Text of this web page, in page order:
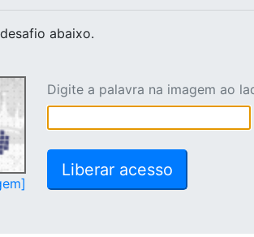
abaixo.
Digite a palavra na imagem ao